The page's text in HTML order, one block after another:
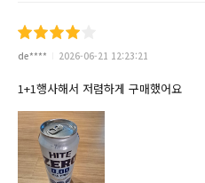
de**** 2026-06-21 12:23:21
1+1행사해서 저렴하게 구매했어요